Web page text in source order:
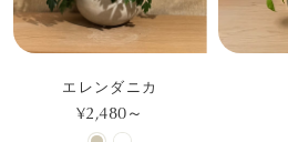
エレンダニカ
¥2,480～